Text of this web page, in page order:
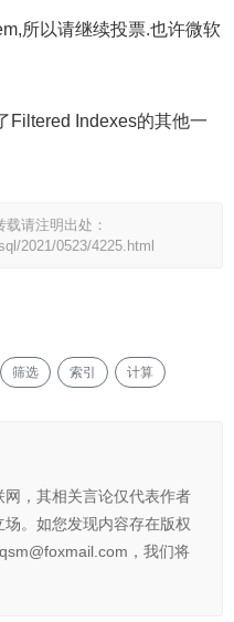
所以请继续投票.也许微软
Filtered Indexes的其他一
请注明出处：
2021/0523/4225.html
筛选 索引 计算
网，其相关言论仅代表作者
。如您发现内容存在版权
，我们将